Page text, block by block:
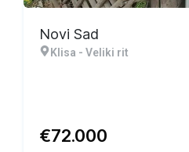
Novi Sad
Klisa - Veliki rit
€72.000